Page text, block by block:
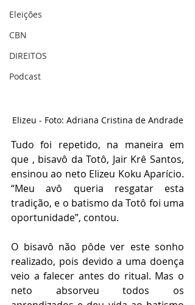
Eleições
CBN
DIREITOS
Podcast
Elizeu - Foto: Adriana Cristina de Andrade
Tudo foi repetido, na maneira em
que , bisavô da Totô, Jair Krê Santos,
ensinou ao neto Elizeu Koku Aparício.
“Meu avô queria resgatar esta
tradição, e o batismo da Totô foi uma
oportunidade”, contou.
O bisavô não pôde ver este sonho
realizado, pois devido a uma doença
veio a falecer antes do ritual. Mas o
neto absorveu todos os